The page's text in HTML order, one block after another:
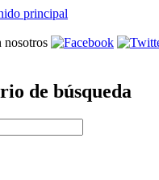
principal
nosotros
de búsqueda